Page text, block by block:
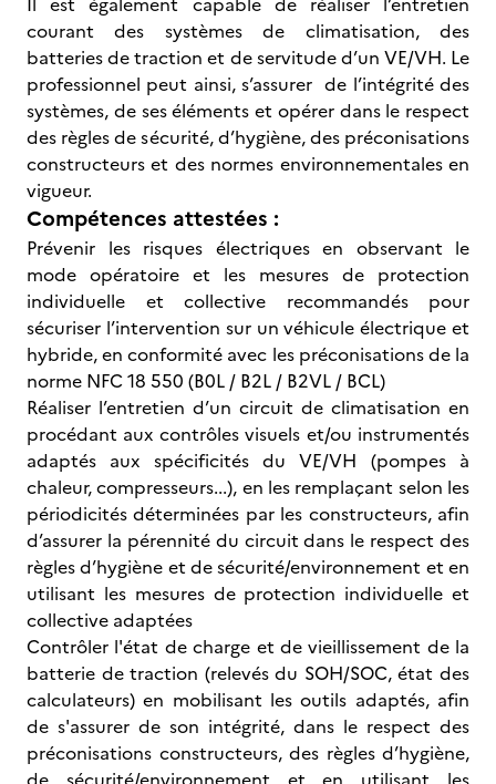
courant des systèmes de climatisation, des
batteries de traction et de servitude d’un VE/VH. Le
professionnel peut ainsi, s’assurer de l’intégrité des
systèmes, de ses éléments et opérer dans le respect
des règles de sécurité, d’hygiène, des préconisations
constructeurs et des normes environnementales en
vigueur.
Compétences attestées :
Prévenir les risques électriques en observant le
mode opératoire et les mesures de protection
individuelle et collective recommandés pour
sécuriser l’intervention sur un véhicule électrique et
hybride, en conformité avec les préconisations de la
norme NFC 18 550 (B0L / B2L / B2VL / BCL)
Réaliser l’entretien d’un circuit de climatisation en
procédant aux contrôles visuels et/ou instrumentés
adaptés aux spécificités du VE/VH (pompes à
chaleur, compresseurs...), en les remplaçant selon les
périodicités déterminées par les constructeurs, afin
d’assurer la pérennité du circuit dans le respect des
règles d’hygiène et de sécurité/environnement et en
utilisant les mesures de protection individuelle et
collective adaptées
Contrôler l'état de charge et de vieillissement de la
batterie de traction (relevés du SOH/SOC, état des
calculateurs) en mobilisant les outils adaptés, afin
de s'assurer de son intégrité, dans le respect des
préconisations constructeurs, des règles d’hygiène,